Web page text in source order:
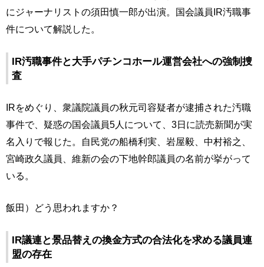
にジャーナリストの須田慎一郎が出演。国会議員IR汚職事
件について解説した。
IR汚職事件と大手パチンコホール運営会社への強制捜
査
IRをめぐり、衆議院議員の秋元司容疑者が逮捕された汚職
事件で、疑惑の国会議員5人について、3日に読売新聞が実
名入りで報じた。自民党の船橋利実、岩屋毅、中村裕之、
宮崎政久議員、維新の会の下地幹郎議員の名前が挙がって
いる。
飯田）どう思われますか？
IR議連と景品替えの換金方式の合法化を求める議員連
盟の存在